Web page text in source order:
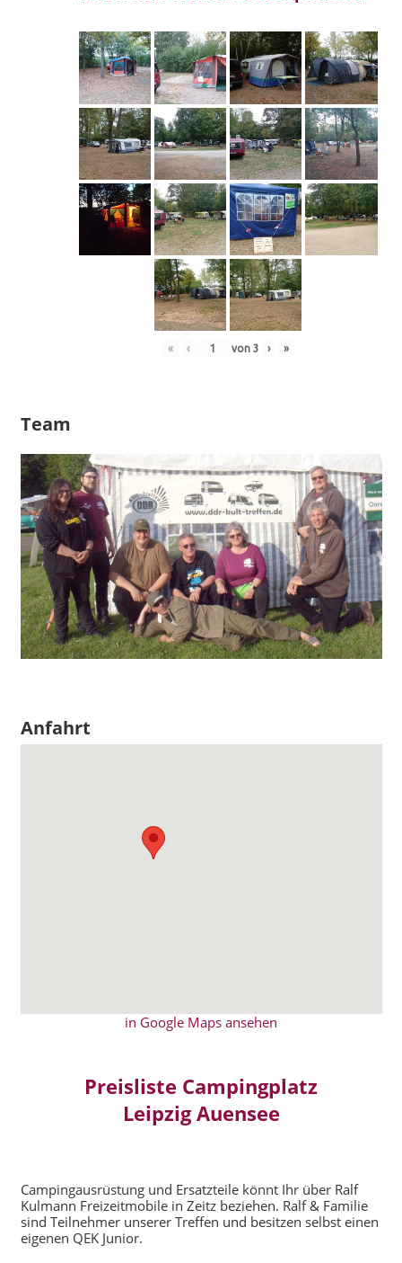
« ‹ von 3 › »
Team
Anfahrt
in Google Maps ansehen
Preisliste Campingplatz
Leipzig Auensee
Campingausrüstung und Ersatzteile könnt Ihr über Ralf
Kulmann Freizeitmobile in Zeitz beziehen. Ralf & Familie
sind Teilnehmer unserer Treffen und besitzen selbst einen
eigenen QEK Junior.